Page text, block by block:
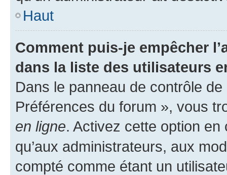
Haut
Comment puis-je empêcher
dans la liste des utilisateurs
Dans le panneau de contrôle
Préférences du forum », vous
en ligne. Activez cette option
qu’aux administrateurs, aux
compté comme étant un